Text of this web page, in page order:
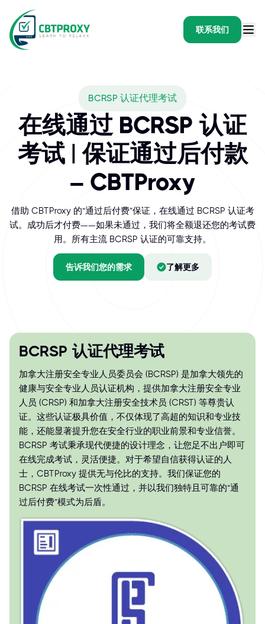
联系我们
加拿大注册安全专业人员委员会 (BCRSP) 是加拿大领先的健康与
BCRSP 认证代理考试
在线通过 BCRSP 认证
考试 | 保证通过后付款
– CBTProxy
借助 CBTProxy 的“通过后付费”保证，在线通过 BCRSP 认证考
试。成功后才付费——如果未通过，我们将全额退还您的考试费
用。所有主流 BCRSP 认证的可靠支持。
告诉我们您的需求 了解更多
BCRSP 认证代理考试
加拿大注册安全专业人员委员会 (BCRSP) 是加拿大领先的
健康与安全专业人员认证机构，提供加拿大注册安全专业
人员 (CRSP) 和加拿大注册安全技术员 (CRST) 等尊贵认
证。这些认证极具价值，不仅体现了高超的知识和专业技
能，还能显著提升您在安全行业的职业前景和专业信誉。
BCRSP 考试秉承现代便捷的设计理念，让您足不出户即可
在线完成考试，灵活便捷。对于希望自信获得认证的人
士，CBTProxy 提供无与伦比的支持。我们保证您的
BCRSP 在线考试一次性通过，并以我们独特且可靠的“通
过后付费”模式为后盾。